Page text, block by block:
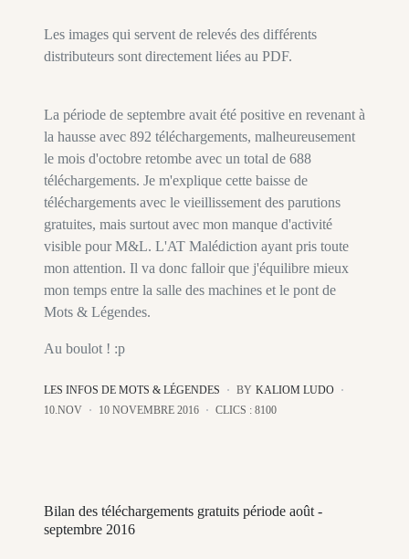
Les images qui servent de relevés des différents
distributeurs sont directement liées au PDF.
La période de septembre avait été positive en revenant à
la hausse avec 892 téléchargements, malheureusement
le mois d'octobre retombe avec un total de 688
téléchargements. Je m'explique cette baisse de
téléchargements avec le vieillissement des parutions
gratuites, mais surtout avec mon manque d'activité
visible pour M&L. L'AT Malédiction ayant pris toute
mon attention. Il va donc falloir que j'équilibre mieux
mon temps entre la salle des machines et le pont de
Mots & Légendes.
Au boulot ! :p
LES INFOS DE MOTS & LÉGENDES BY KALIOM LUDO
10.NOV
10 NOVEMBRE 2016 CLICS : 8100
Bilan des téléchargements gratuits période août -
septembre 2016